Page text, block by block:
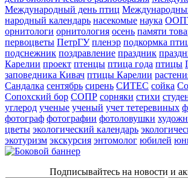
Международный день птиц
народный календарь насекомые наука
орнитологи орнитология осень памяти
первоцветы ПетрГУ пленэр подкормка
подснежник поздравление праздник
Карелии проект птенцы птица года птицы
заповедника Кивач птицы Карелии
Сандалка сентябрь сирень СИТЕС сойка
Сопохский бор СОПР сорняки стихи
углерод ученые ученый учет тетеревиных
фотограф фотографии фотоловушки
цветы экологический календарь
экотуризм экскурсия энтомолог юбилей
Подписывайтесь на новости и